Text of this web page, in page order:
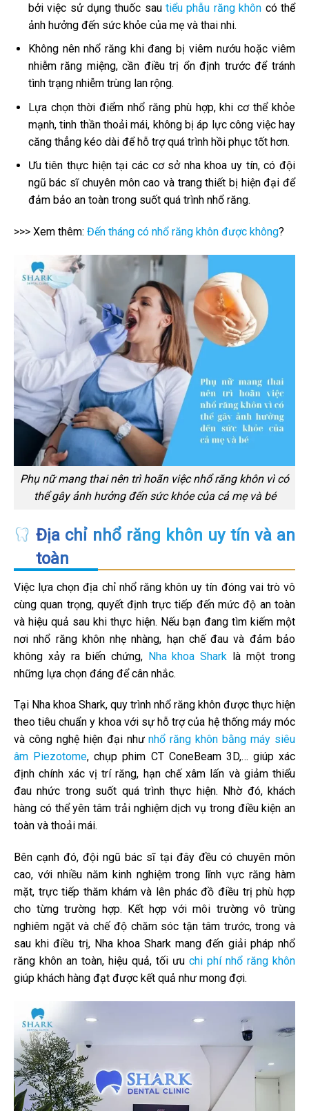
bởi việc sử dụng thuốc sautiểu phẫu răng khôn có thể
ảnh hưởng đến sức khỏe của mẹ và thai nhi.
Không nên nhổ răng khi đang bị viêm nướu hoặc viêm
nhiễm răng miệng, cần điều trị ổn định trước để tránh
tình trạng nhiễm trùng lan rộng.
Lựa chọn thời điểm nhổ răng phù hợp, khi cơ thể khỏe
mạnh, tinh thần thoải mái, không bị áp lực công việc hay
căng thẳng kéo dài để hỗ trợ quá trình hồi phục tốt hơn.
Ưu tiên thực hiện tại các cơ sở nha khoa uy tín, có đội
ngũ bác sĩ chuyên môn cao và trang thiết bị hiện đại để
đảm bảo an toàn trong suốt quá trình nhổ răng.
>>> Xem thêm: Đến tháng có nhổ răng khôn được không?
Phụ nữ mang thai nên trì hoãn việc nhổ răng khôn vì có
thể gây ảnh hưởng đến sức khỏe của cả mẹ và bé
Địa chỉ nhổ răng khôn uy tín và an
toàn
Việc lựa chọn địa chỉ nhổ răng khôn uy tín đóng vai trò vô
cùng quan trọng, quyết định trực tiếp đến mức độ an toàn
và hiệu quả sau khi thực hiện. Nếu bạn đang tìm kiếm một
nơi nhổ răng khôn nhẹ nhàng, hạn chế đau và đảm bảo
không xảy ra biến chứng, Nha khoa Shark là một trong
những lựa chọn đáng để cân nhắc.
Tại Nha khoa Shark, quy trình nhổ răng khôn được thực hiện
theo tiêu chuẩn y khoa với sự hỗ trợ của hệ thống máy móc
và công nghệ hiện đại nhưnhổ răng khôn bằng máy siêu
âm Piezotome, chụp phim CT ConeBeam 3D,… giúp xác
định chính xác vị trí răng, hạn chế xâm lấn và giảm thiểu
đau nhức trong suốt quá trình thực hiện. Nhờ đó, khách
hàng có thể yên tâm trải nghiệm dịch vụ trong điều kiện an
toàn và thoải mái.
Bên cạnh đó, đội ngũ bác sĩ tại đây đều có chuyên môn
cao, với nhiều năm kinh nghiệm trong lĩnh vực răng hàm
mặt, trực tiếp thăm khám và lên phác đồ điều trị phù hợp
cho từng trường hợp. Kết hợp với môi trường vô trùng
nghiêm ngặt và chế độ chăm sóc tận tâm trước, trong và
sau khi điều trị, Nha khoa Shark mang đến giải pháp nhổ
răng khôn an toàn, hiệu quả, tối ưu chi phí nhổ răng khôn
giúp khách hàng đạt được kết quả như mong đợi.